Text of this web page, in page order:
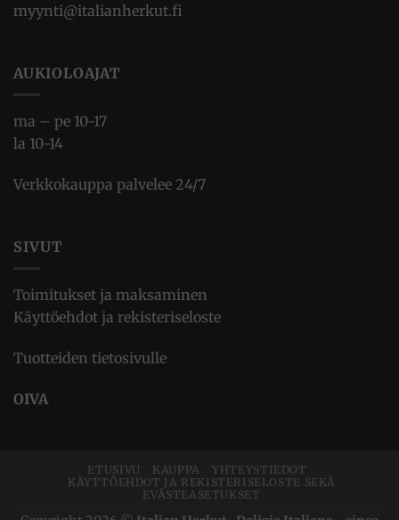
myynti@italianherkut.fi
AUKIOLOAJAT
ma – pe 10-17
la 10-14
Verkkokauppa palvelee 24/7
SIVUT
Toimitukset ja maksaminen
Käyttöehdot ja rekisteriseloste
Tuotteiden tietosivulle
OIVA
ETUSIVU KAUPPA
YHTEYSTIEDOT
KÄYTTÖEHDOT JA REKISTERISELOSTE SEKÄ
EVÄSTEASETUKSET